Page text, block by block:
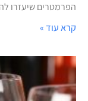
הפרמטרים שיעזרו
קרא עוד »